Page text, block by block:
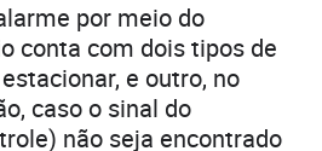
por meio do
conta com dois tipos de
e outro, no
caso o sinal do
não seja encontrado